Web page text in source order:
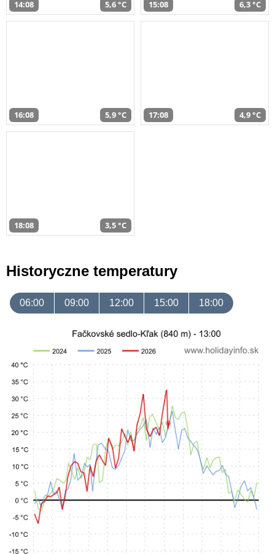
14:08 5,6 °C 15:08 6,3 °C
16:08 5,9 °C 17:08 4,9 °C
18:08 3,5 °C
Historyczne temperatury
06:00 09:00 12:00 15:00 18:00